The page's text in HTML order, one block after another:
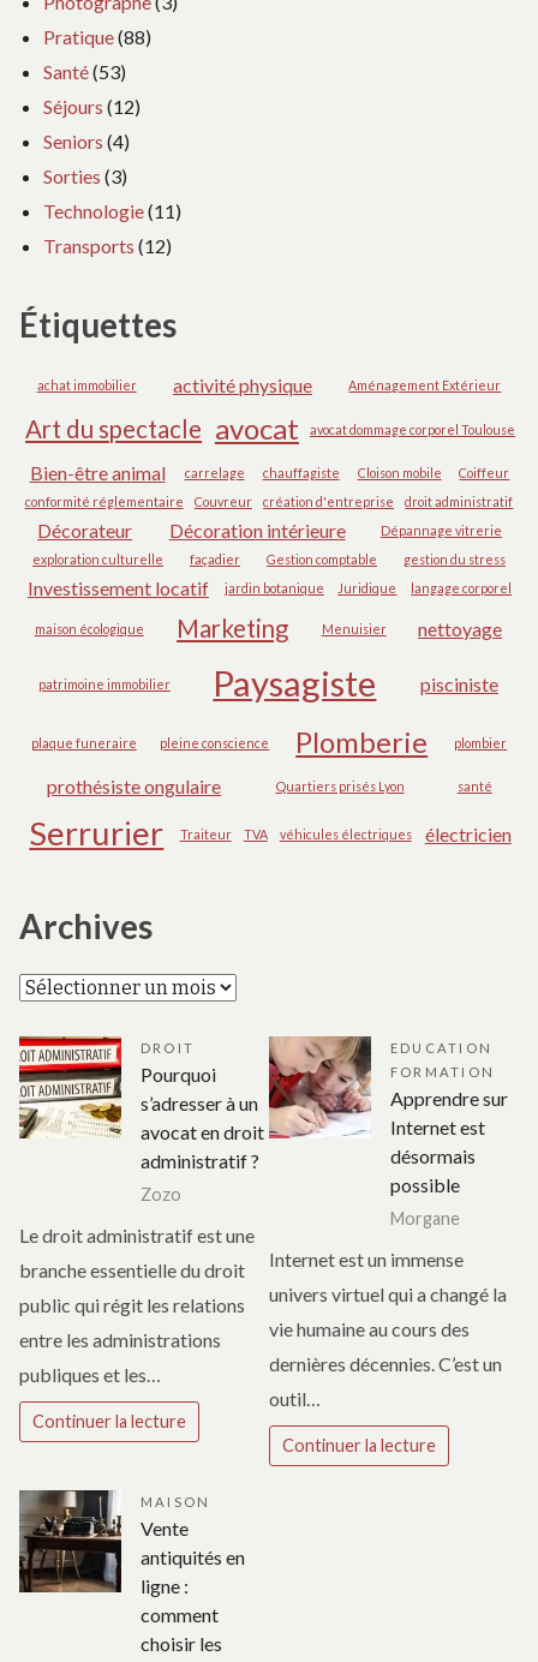
Pratique(88)
Santé(53)
Séjours (12)
Seniors (4)
Sorties (3)
Technologie(11)
Transports (12)
Étiquettes
achat immobilier activité physique Aménagement Extérieur
Art du spectacle avocat avocat dommage corporel Toulouse
Bien-être animal carrelage chauffagiste Cloison mobile
Coiffeur
conformité réglementaire
Couvreur création d'entreprise droit administratif
Décorateur Décoration intérieure
Dépannage vitrerie
exploration culturelle
façadier Gestion comptable gestion du stress
Investissement locatif jardin botanique Juridique langage corporel
maison écologique Marketing Menuisier nettoyage
patrimoine immobilier Paysagiste pisciniste
plaque funeraire pleine conscience Plomberie plombier
prothésiste ongulaire Quartiers prisés Lyon santé
Serrurier Traiteur TVA véhicules électriques électricien
Archives
Archives
DROIT
Pourquoi
s’adresser à un
avocat en droit
administratif ?
Zozo
Le droit administratif est une
branche essentielle du droit
public qui régit les relations
entre les administrations
publiques et les…
Continuer la lecture
EDUCATION
FORMATION
Apprendre sur
Internet est
désormais
possible
Morgane
Internet est un immense
univers virtuel qui a changé la
vie humaine au cours des
dernières décennies. C’est un
outil…
Continuer la lecture
MAISON
Vente
antiquités en
ligne :
comment
choisir les